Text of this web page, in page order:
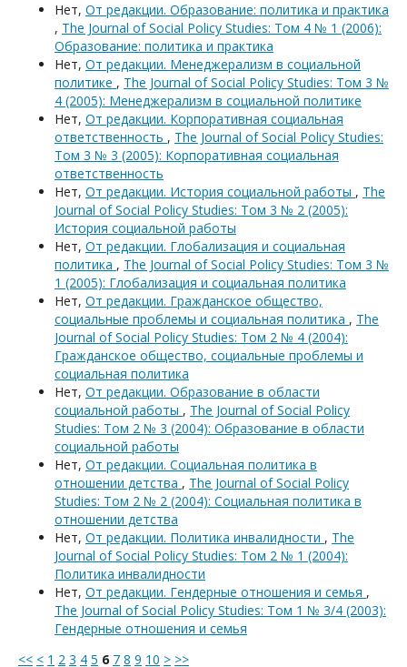
Нет, От редакции. Образование: политика и практика
, The Journal of Social Policy Studies: Том 4 № 1 (2006):
Образование: политика и практика
Нет, От редакции. Менеджерализм в социальной
политике , The Journal of Social Policy Studies: Том 3 №
4 (2005): Менеджерализм в социальной политике
Нет, От редакции. Корпоративная социальная
ответственность , The Journal of Social Policy Studies:
Том 3 № 3 (2005): Корпоративная социальная
ответственность
Нет, От редакции. История социальной работы , The
Journal of Social Policy Studies: Том 3 № 2 (2005):
История социальной работы
Нет, От редакции. Глобализация и социальная
политика , The Journal of Social Policy Studies: Том 3 №
1 (2005): Глобализация и социальная политика
Нет, От редакции. Гражданское общество,
социальные проблемы и социальная политика , The
Journal of Social Policy Studies: Том 2 № 4 (2004):
Гражданское общество, социальные проблемы и
социальная политика
Нет, От редакции. Образование в области
социальной работы , The Journal of Social Policy
Studies: Том 2 № 3 (2004): Образование в области
социальной работы
Нет, От редакции. Социальная политика в
отношении детства , The Journal of Social Policy
Studies: Том 2 № 2 (2004): Социальная политика в
отношении детства
Нет, От редакции. Политика инвалидности , The
Journal of Social Policy Studies: Том 2 № 1 (2004):
Политика инвалидности
Нет, От редакции. Гендерные отношения и семья ,
The Journal of Social Policy Studies: Том 1 № 3/4 (2003):
Гендерные отношения и семья
<< < 1 2 3 4 5 6 7 8 9 10 > >>